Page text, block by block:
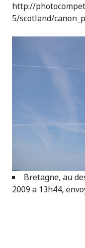
http://
5/scotland/
Bretagne, au
2009 a 13h44,